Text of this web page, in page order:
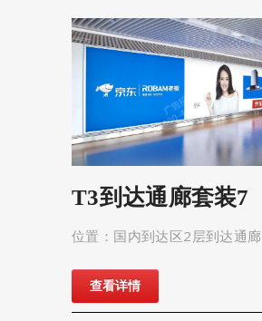
T3到达通廊套装7
位置：国内到达区2层到达通廊
查看详情